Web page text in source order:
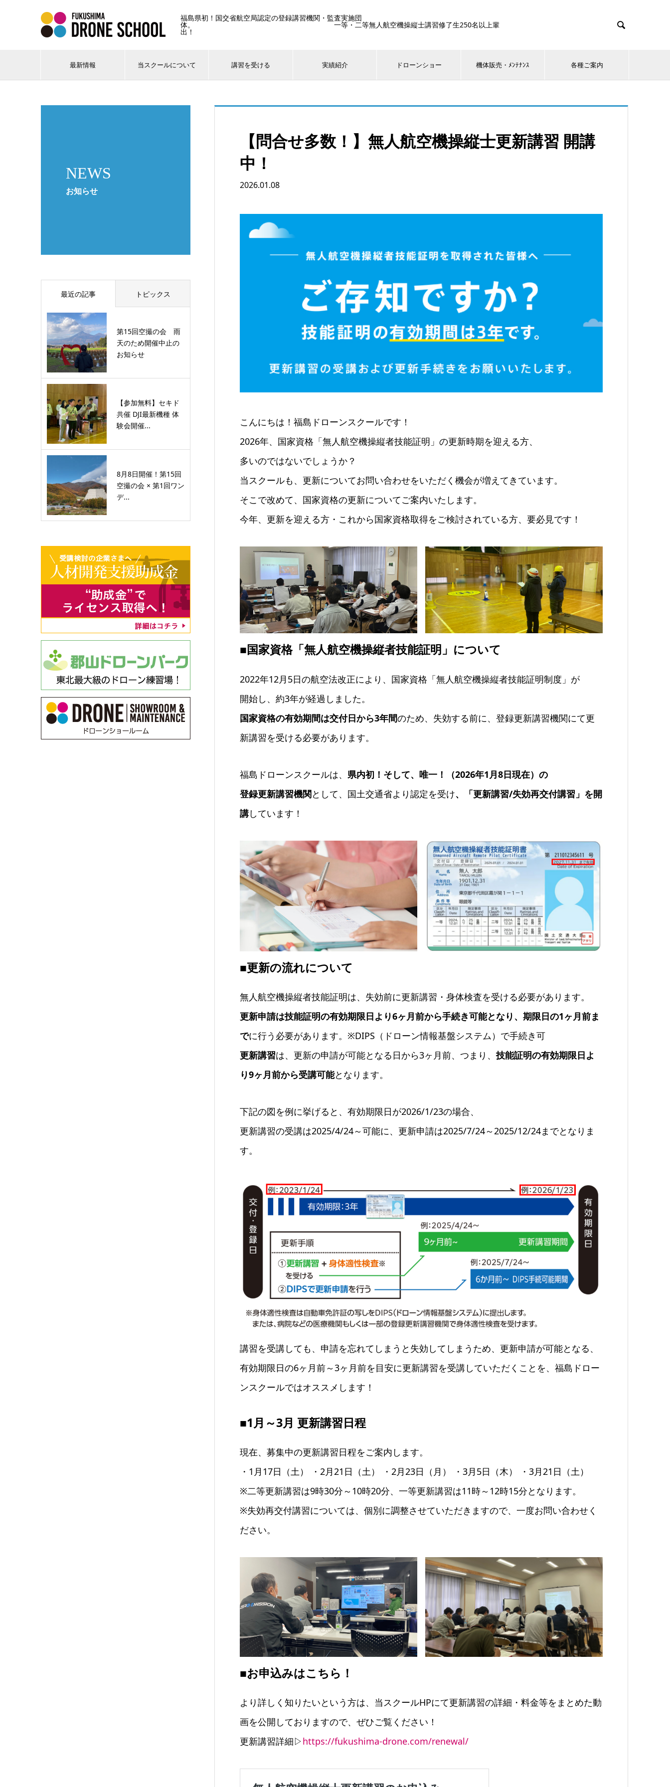
福島県初！国交省航空局認定の登録講習機関・監査実施団
体。 一等・二等無人航空機操縦士講習修了生250名以上輩
出！

最新情報 当スクールについて 講習を受ける 実績紹介 ドローンショー 機体販売・ﾒﾝﾃﾅﾝｽ 各種ご案内
NEWS
お知らせ
【問合せ多数！】無人航空機操縦士更新講習 開講
中！
2026.01.08
こんにちは！福島ドローンスクールです！
2026年、国家資格「無人航空機操縦者技能証明」の更新時期を迎える方、
多いのではないでしょうか？
当スクールも、更新についてお問い合わせをいただく機会が増えてきています。
そこで改めて、国家資格の更新についてご案内いたします。
今年、更新を迎える方・これから国家資格取得をご検討されている方、要必見です！
■国家資格「無人航空機操縦者技能証明」について
2022年12月5日の航空法改正により、国家資格「無人航空機操縦者技能証明制度」が
開始し、約3年が経過しました。
国家資格の有効期間は交付日から3年間のため、失効する前に、登録更新講習機関にて更
新講習を受ける必要があります。
福島ドローンスクールは、 県内初！そして、唯一！（2026年1月8日現在）の
登録更新講習機関として、国土交通省より認定を受け、「更新講習/失効再交付講習」を開
講しています！
■更新の流れについて
無人航空機操縦者技能証明は、失効前に更新講習・身体検査を受ける必要があります。
更新申請は技能証明の有効期限日より6ヶ月前から手続き可能となり、期限日の1ヶ月前ま
でに行う必要があります。※DIPS（ドローン情報基盤システム）で手続き可
更新講習は、更新の申請が可能となる日から3ヶ月前、つまり、技能証明の有効期限日よ
り9ヶ月前から受講可能となります。
下記の図を例に挙げると、有効期限日が2026/1/23の場合、
更新講習の受講は2025/4/24～可能に、更新申請は2025/7/24～2025/12/24までとなりま
す。
講習を受講しても、申請を忘れてしまうと失効してしまうため、更新申請が可能となる、
有効期限日の6ヶ月前～3ヶ月前を目安に更新講習を受講していただくことを、福島ドロー
ンスクールではオススメします！
■1月～3月 更新講習日程
現在、募集中の更新講習日程をご案内します。
・1月17日（土） ・2月21日（土） ・2月23日（月） ・3月5日（木） ・3月21日（土）
※二等更新講習は9時30分～10時20分、一等更新講習は11時～12時15分となります。
※失効再交付講習については、個別に調整させていただきますので、一度お問い合わせく
ださい。
■お申込みはこちら！
より詳しく知りたいという方は、当スクールHPにて更新講習の詳細・料金等をまとめた動
画を公開しておりますので、ぜひご覧ください！
更新講習詳細▷https://fukushima-drone.com/renewal/
最近の記事 トピックス
第15回空撮の会 雨
天のため開催中止の
お知らせ
【参加無料】セキド
共催 DJI最新機種 体
験会開催...
8月8日開催！第15回
空撮の会 × 第1回ワン
デ...